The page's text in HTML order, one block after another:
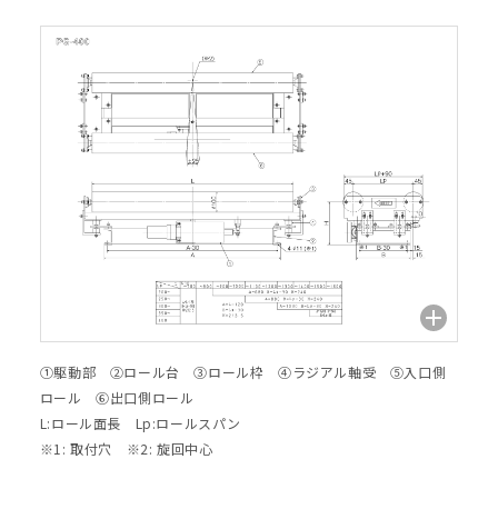
①駆動部 ②ロール台 ③ロール枠 ④ラジアル軸受 ⑤入口側
ロール ⑥出口側ロール
L:ロール面長 Lp:ロールスパン
※1: 取付穴 ※2: 旋回中心